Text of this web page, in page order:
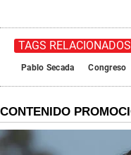
TAGS RELACIONADOS
Pablo Secada Congreso